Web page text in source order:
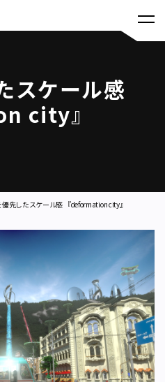
スケール感
city』
先したスケール感 『deformation city』